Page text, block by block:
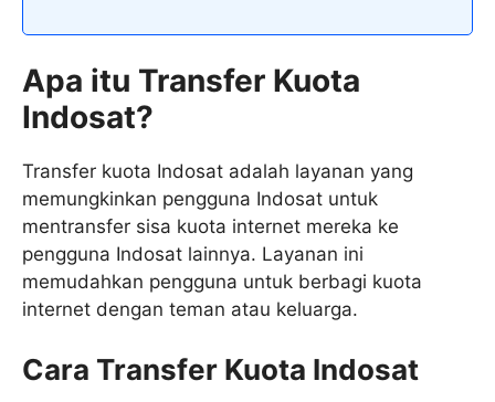
Apa itu Transfer Kuota
Indosat?
Transfer kuota Indosat adalah layanan yang
memungkinkan pengguna Indosat untuk
mentransfer sisa kuota internet mereka ke
pengguna Indosat lainnya. Layanan ini
memudahkan pengguna untuk berbagi kuota
internet dengan teman atau keluarga.
Cara Transfer Kuota Indosat